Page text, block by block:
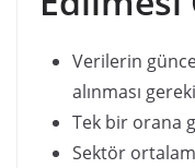
Verilerin
alınması
Tek bir orana
Sektör